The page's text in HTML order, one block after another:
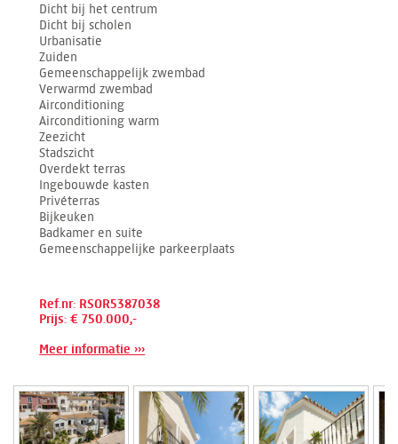
Dicht bij het centrum
Dicht bij scholen
Urbanisatie
Zuiden
Gemeenschappelijk zwembad
Verwarmd zwembad
Airconditioning
Airconditioning warm
Zeezicht
Stadszicht
Overdekt terras
Ingebouwde kasten
Privéterras
Bijkeuken
Badkamer en suite
Gemeenschappelijke parkeerplaats
Ref.nr: RSOR5387038
Prijs: € 750.000,-
Meer informatie ›››